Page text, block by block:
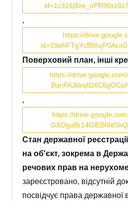
,
https://
Поверховий план, інші
https://
,
https://
Стан державної
на об'єкт, зокрема в
речових прав на
зареєстровано, відсутній
посвідчує права державної